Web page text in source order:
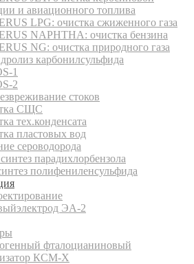
и авиационного топлива
LPG: очистка сжиженного газа
NAPHTHA: очистка бензина
NG: очистка природного газа
карбонилсульфида
1
2
стоков
СЩС
тех.конденсата
пластовых вод
сероводорода
парадихлорбензола
полифениленсульфида
ЭА-2
фталоцианиновый
КСМ-Х